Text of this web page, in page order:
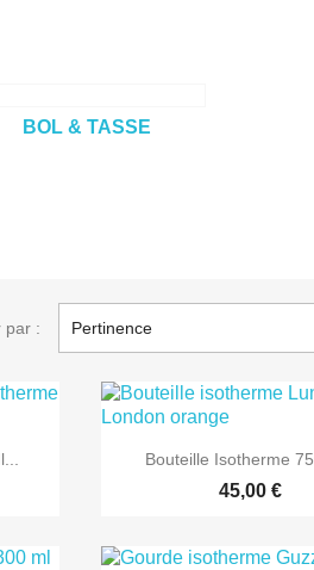
BOL & TASSE
par : Pertinence
 Aperçu
Bouteille Isotherme
45,00 €